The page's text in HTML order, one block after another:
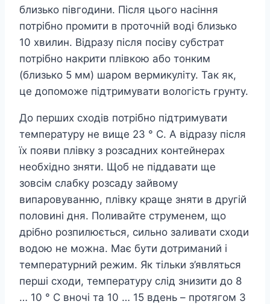
близько півгодини. Після цього насіння
потрібно промити в проточній воді близько
10 хвилин. Відразу після посіву субстрат
потрібно накрити плівкою або тонким
(близько 5 мм) шаром вермикуліту. Так як,
це допоможе підтримувати вологість грунту.
До перших сходів потрібно підтримувати
температуру не вище 23 ° С. А відразу після
їх появи плівку з розсадних контейнерах
необхідно зняти. Щоб не піддавати ще
зовсім слабку розсаду зайвому
випаровуванню, плівку краще зняти в другій
половині дня. Поливайте струменем, що
дрібно розпилюється, сильно заливати сходи
водою не можна. Має бути дотриманий і
температурний режим. Як тільки з’являться
перші сходи, температуру слід знизити до 8
… 10 ° С вночі та 10 … 15 вдень – протягом 3